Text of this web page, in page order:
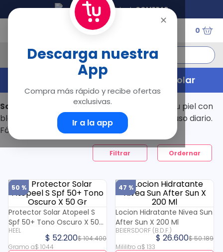
Tu Droguería Virtual COMPRAR
0
¿Qué estás buscando?
✕
Descarga nuestra
App
Compra más rápido y recibe ofertas
exclusivas.
Ir a la app
Salud Corporal Protección Solar
Salud corporal protección solar
. Protege tu piel con
bloqueadores y protectores pensados para uso diario.
Fórmulas que cuidan sin dejar residuos.
Filtrar
50 %
Protector Solar Atopeel S
Spf 50+ Tono Oscuro X 50
Gr
HEEL
$104.400
$ 52.200
Gramo a$ 1044
47 %
Locion Hidratante Nivea Sun
After Sun X 200 Ml
BEIERSDORF (B.D.F.)
$50.189
$ 26.600
Mililitro a$ 133
Términos Más Buscados
.
floratil
marimer
mounjaro
5.
forz
8.
wegovy
9.
cyclofem
. vitamina c